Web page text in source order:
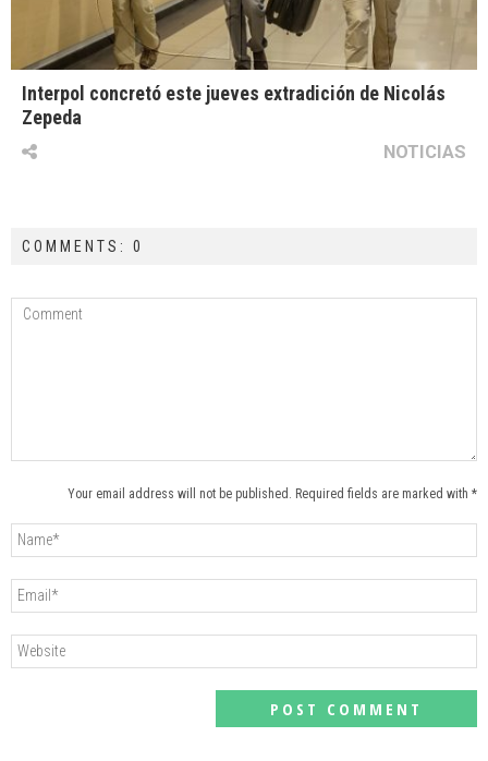
Interpol concretó este jueves extradición de Nicolás
Zepeda
NOTICIAS
COMMENTS: 0
Your email address will not be published. Required fields are marked with *